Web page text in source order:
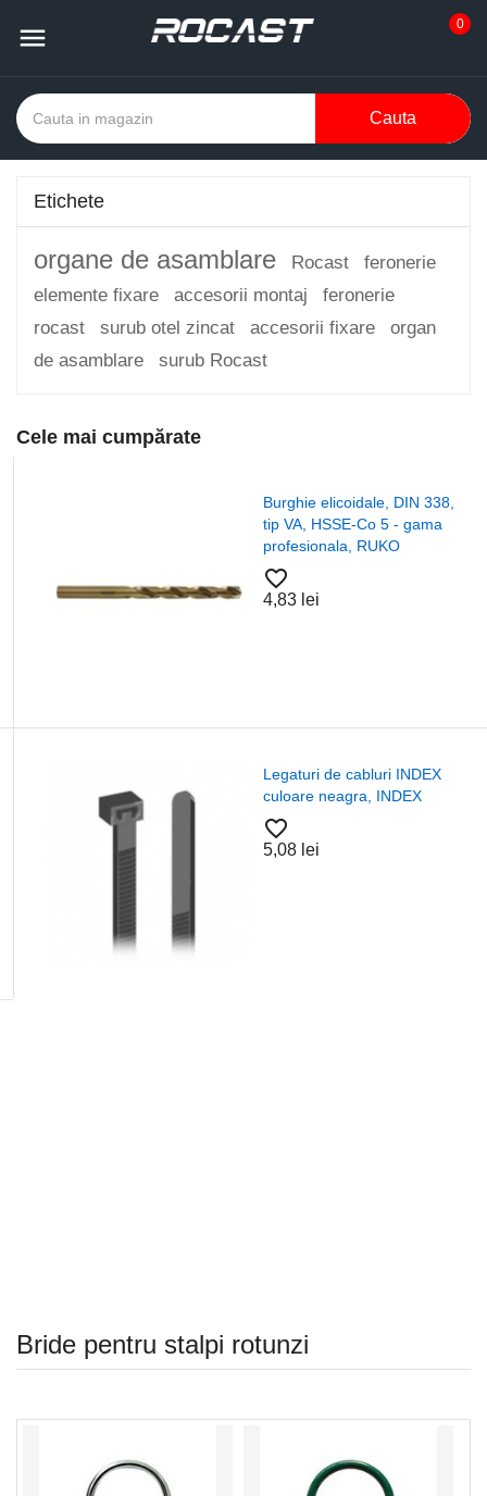
 0
Cauta
Etichete
organe de asamblare Rocast
feronerie
elemente fixare
accesorii montaj
feronerie
rocast
surub otel zincat accesorii fixare
organ
de asamblare
surub Rocast
Cele mai cumpărate
Burghie elicoidale, DIN 338,
tip VA, HSSE-Co 5 - gama
profesionala, RUKO
favorite_border
4,83 lei
Legaturi de cabluri INDEX
culoare neagra, INDEX
favorite_border
5,08 lei
Bride pentru stalpi rotunzi